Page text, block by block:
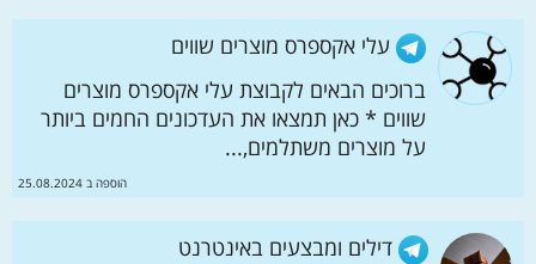
עלי אקספרס מוצרים שווים
ברוכים הבאים לקבוצת עלי אקספרס מוצרים
שווים * כאן תמצאו את העדכונים החמים ביותר
על מוצרים משתלמים,...
הוספה ב 25.08.2024
דילים ומבצעים באינטרנט